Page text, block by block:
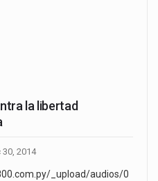
la libertad
30, 2014
_upload/audios/0